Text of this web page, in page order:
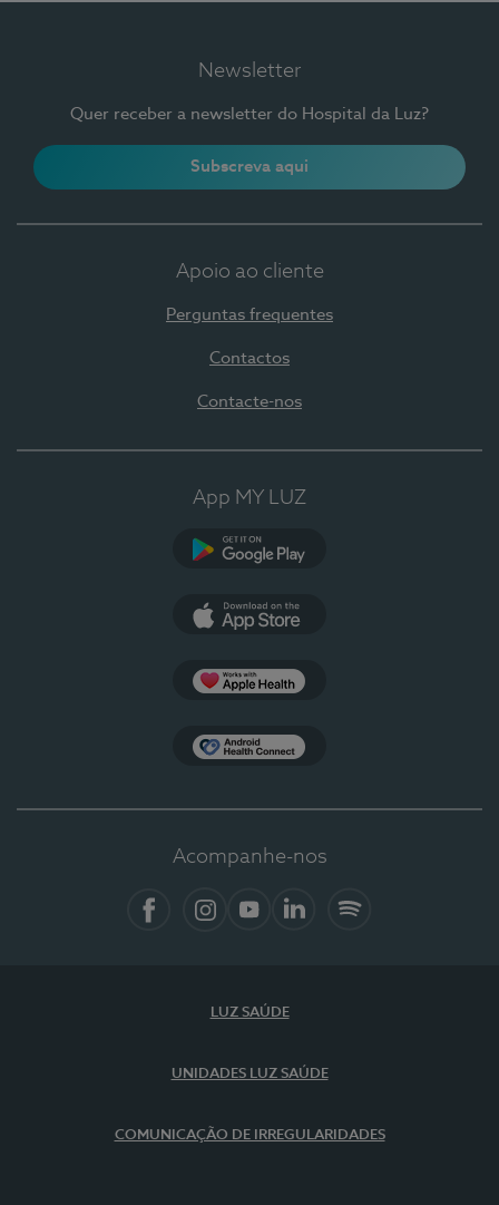
Newsletter
Quer receber a newsletter do Hospital da Luz?
Subscreva aqui
Apoio ao cliente
Perguntas frequentes
Contactos
Contacte-nos
App MY LUZ
Acompanhe-nos
LUZ SAÚDE
UNIDADES LUZ SAÚDE
COMUNICAÇÃO DE IRREGULARIDADES